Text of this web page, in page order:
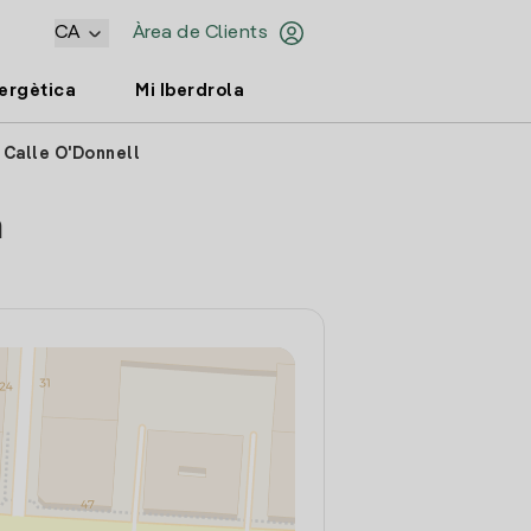
Àrea de Clients
CA
Mi Iberdrola
O'Donnell